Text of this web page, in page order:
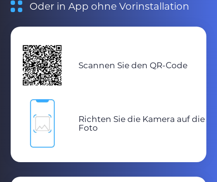
Oder in App ohne Vorinstallation
Scannen Sie den QR-Code
Richten Sie die Kamera auf die
Foto